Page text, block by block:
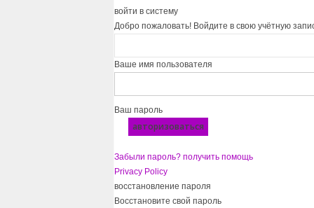
войти в систему
Добро пожаловать! Войдите в свою учётную
Ваше имя пользователя
Ваш пароль
Забыли пароль? получить помощь
Privacy Policy
восстановление пароля
Восстановите свой пароль